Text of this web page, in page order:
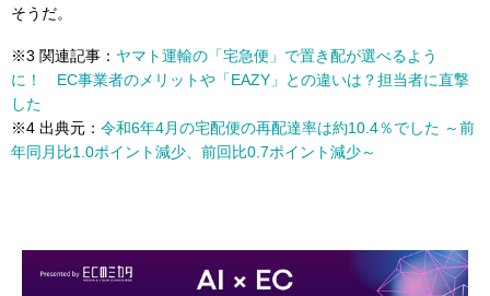
そうだ。
※3 関連記事： ヤマト運輸の「宅急便」で置き配が選べるよう
に！ EC事業者のメリットや「EAZY」との違いは？担当者に直撃
した
※4 出典元： 令和6年4月の宅配便の再配達率は約10.4％でした ～前
年同月比1.0ポイント減少、前回比0.7ポイント減少～